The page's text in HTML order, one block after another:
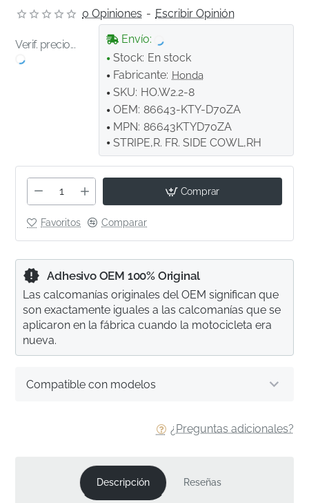
0 Opiniones - Escribir Opinión
Verif. precio...
Envío:
Stock: En stock
Fabricante: Honda
SKU: HO.W2.2-8
OEM: 86643-KTY-D70ZA
MPN: 86643KTYD70ZA
STRIPE,R. FR. SIDE COWL,RH
Comprar
Favoritos Comparar
¿Preguntas adicionales?
Compatible con modelos
Adhesivo OEM 100% Original
Las calcomanías originales del OEM significan que
son exactamente iguales a las calcomanías que se
aplicaron en la fábrica cuando la motocicleta era
nueva.
Descripción Reseñas